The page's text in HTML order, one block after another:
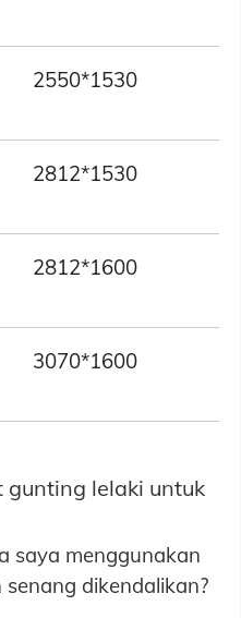
2550*1530
2812*1530
2812*1600
3070*1600
gunting lelaki untuk
saya menggunakan
dikendalikan?